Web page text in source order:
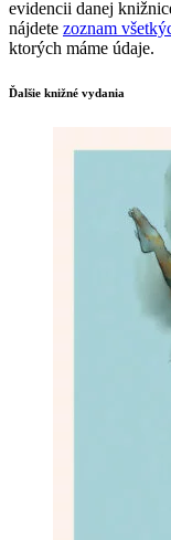
evidencii danej
nájdete zoznam
ktorých máme údaje.
Ďalšie knižné vydania